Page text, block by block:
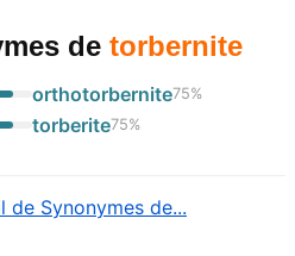
de torbernite
orthotorbernite75%
torberite75%
de Synonymes de...